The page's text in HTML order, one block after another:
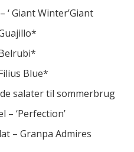
‘ Giant Winter’Giant
Blue*
salater til sommerbrug
– ‘Perfection’
– Granpa Admires